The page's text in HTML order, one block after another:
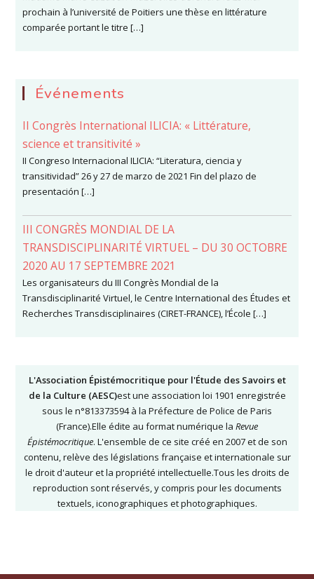
prochain à l’université de Poitiers une thèse en littérature
comparée portant le titre […]
Événements
II Congrès International ILICIA: « Littérature,
science et transitivité »
II Congreso Internacional ILICIA: “Literatura, ciencia y
transitividad” 26 y 27 de marzo de 2021 Fin del plazo de
presentación […]
III CONGRÈS MONDIAL DE LA
TRANSDISCIPLINARITÉ VIRTUEL – DU 30 OCTOBRE
2020 AU 17 SEPTEMBRE 2021
Les organisateurs du III Congrès Mondial de la
Transdisciplinarité Virtuel, le Centre International des Études et
Recherches Transdisciplinaires (CIRET-FRANCE), l’École […]
L'Association Épistémocritique pour l'Étude des Savoirs et
de la Culture (AESC)est une association loi 1901 enregistrée
sous le n°813373594 à la Préfecture de Police de Paris
(France).Elle édite au format numérique la Revue
Épistémocritique. L'ensemble de ce site créé en 2007 et de son
contenu, relève des législations française et internationale sur
le droit d'auteur et la propriété intellectuelle.Tous les droits de
reproduction sont réservés, y compris pour les documents
textuels, iconographiques et photographiques.